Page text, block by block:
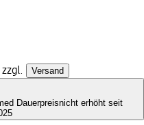
Versand
Dauerpreisnicht erhöht seit